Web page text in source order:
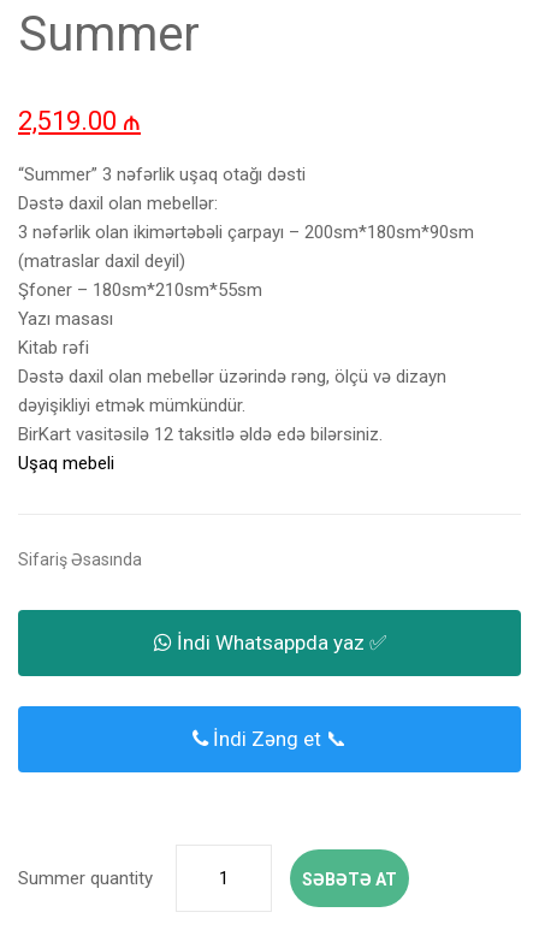
Summer
2,519.00 ₼
“Summer” 3 nəfərlik uşaq otağı dəsti
Dəstə daxil olan mebellər:
3 nəfərlik olan ikimərtəbəli çarpayı – 200sm*180sm*90sm
(matraslar daxil deyil)
Şfoner – 180sm*210sm*55sm
Yazı masası
Kitab rəfi
Dəstə daxil olan mebellər üzərində rəng, ölçü və dizayn
dəyişikliyi etmək mümkündür.
BirKart vasitəsilə 12 taksitlə əldə edə bilərsiniz.
Uşaq mebeli
Sifariş Əsasında
İndi Whatsappda yaz ✅
İndi Zəng et 📞
Summer quantity SƏBƏTƏ AT